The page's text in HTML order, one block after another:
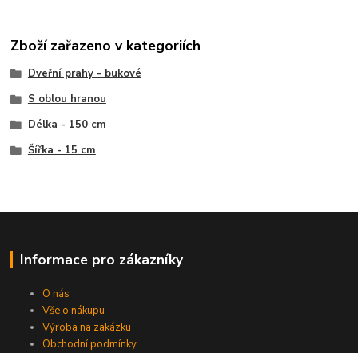
Zboží zařazeno v kategoriích
Dveřní prahy - bukové
S oblou hranou
Délka - 150 cm
Šířka - 15 cm
Informace pro zákazníky
O nás
Vše o nákupu
Výroba na zakázku
Obchodní podmínky